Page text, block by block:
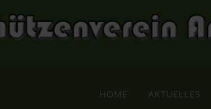
HOME AKTUELLES